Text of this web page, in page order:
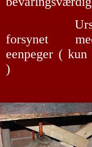
forsynet
eenpeger ( kun
)